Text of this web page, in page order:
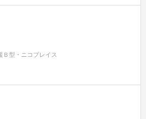
援Ｂ型・ニコプレイス